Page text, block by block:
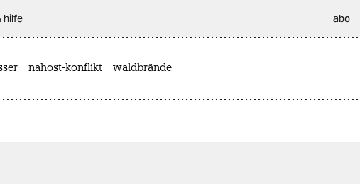
hilfe abo
nahost-konflikt waldbrände